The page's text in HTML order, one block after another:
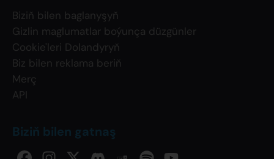
Biziň bilen baglanyşyň
Gizlin maglumatlar boýunça düzgünler
Cookie'leri Dolandyryň
Biz bilen reklama beriň
Merç
API
Biziň bilen gatnaş